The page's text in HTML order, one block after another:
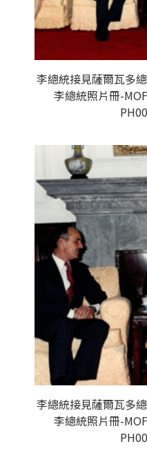
李總統接見薩爾瓦多
李總統照片冊-
李總統接見薩爾瓦多
李總統照片冊-